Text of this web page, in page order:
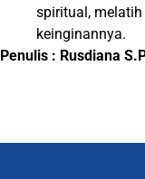
spiritual,
keinginannya.
Penulis : Rusdiana